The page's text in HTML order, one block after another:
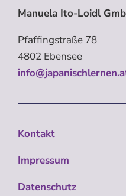
Manuela Ito-Loidl
Pfaffingstraße 78
4802 Ebensee
Kontakt
Impressum
Datenschutz